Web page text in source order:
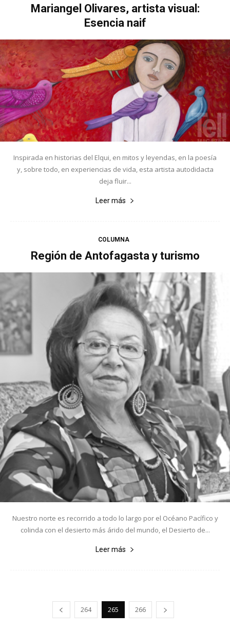
Mariangel Olivares, artista visual:
Esencia naif
Inspirada en historias del Elqui, en mitos y leyendas, en la poesía
y, sobre todo, en experiencias de vida, esta artista autodidacta
deja fluir...
Leer más
COLUMNA
Región de Antofagasta y turismo
Nuestro norte es recorrido a todo lo largo por el Océano Pacífico y
colinda con el desierto más árido del mundo, el Desierto de...
Leer más
264 265 266